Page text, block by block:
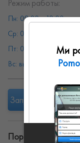
Режим работы:
Пн: 09:00 - 18:00
Ср: 09:00 - 18:00
Пт: 09:00 - 18:00
Вс: выходной
Запропонувати
Портфоліо винаних
Ми